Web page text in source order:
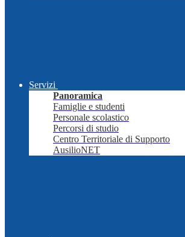
Servizi
Panoramica
Famiglie e studenti
Personale scolastico
Percorsi di studio
Centro Territoriale di Supporto
AusilioNET